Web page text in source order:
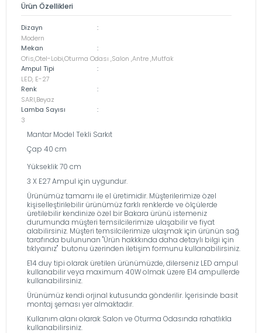
Ürün Özellikleri
Dizayn
:
Modern
Mekan
:
Ofis,Otel-Lobi,Oturma Odası ,Salon ,Antre ,Mutfak
Ampul Tipi
:
LED, E-27
Renk
:
SARI,Beyaz
Lamba Sayısı
:
3
Mantar Model Tekli Sarkıt
Çap 40 cm
Yükseklik 70 cm
3 X E27 Ampul için uygundur.
Ürünümüz tamamı ile el üretimidir. Müşterilerimize özel
kişiselleştirilebilir ürünümüz farklı renklerde ve ölçülerde
üretilebilir kendinize özel bir Bakara ürünü istemeniz
durumunda müşteri temsilcilerimize ulaşabilir ve fiyat
alabilirsiniz. Müşteri temsilcilerimize ulaşmak için ürünün sağ
tarafında bulununan ''Ürün hakkkında daha detaylı bilgi için
tıklyaınız'' butonu üzerinden iletişim formunu kullanabilirsiniz.
E14 duy tipi olarak üretilen ürünümüzde, dilerseniz LED ampul
kullanabilir veya maximum 40W olmak üzere E14 ampullerde
kullanabilirsiniz.
Ürünümüz kendi orjinal kutusunda gönderilir. İçerisinde basit
montaj şeması yer almaktadır.
Kullanım alanı olarak Salon ve Oturma Odasında rahatlıkla
kullanabilirsiniz.